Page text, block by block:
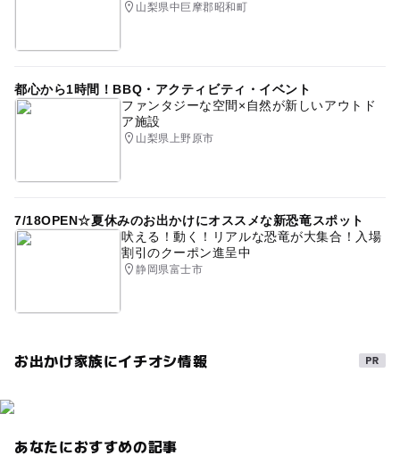
山梨県中巨摩郡昭和町
都心から1時間！BBQ・アクティビティ・イベント
ファンタジーな空間×自然が新しいアウトド
ア施設
山梨県上野原市
7/18OPEN☆夏休みのお出かけにオススメな新恐竜スポット
吠える！動く！リアルな恐竜が大集合！入場
割引のクーポン進呈中
静岡県富士市
お出かけ家族にイチオシ情報
あなたにおすすめの記事